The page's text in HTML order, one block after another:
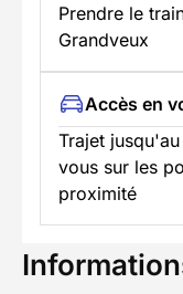
Prendre le
Grandveux
Accès en
Trajet
vous sur les
proximité